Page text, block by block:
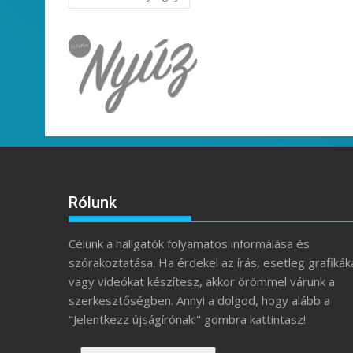
navigáció
Rólunk
Célunk a hallgatók folyamatos informálása és
szórakoztatása. Ha érdekel az írás, esetleg
vagy videókat készítesz, akkor örömmel várunk a
szerkesztőségben. Annyi a dolgod, hogy alább a
"Jelentkezz újságírónak!" gombra kattintasz!